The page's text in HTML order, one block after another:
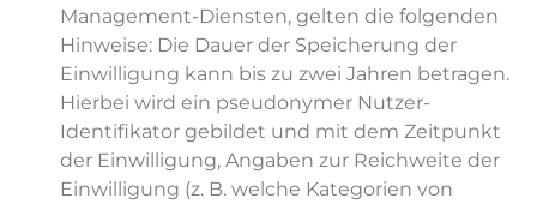
Management-Diensten, gelten die folgenden
Hinweise: Die Dauer der Speicherung der
Einwilligung kann bis zu zwei Jahren betragen.
Hierbei wird ein pseudonymer Nutzer-
Identifikator gebildet und mit dem Zeitpunkt
der Einwilligung, Angaben zur Reichweite der
Einwilligung (z. B. welche Kategorien von